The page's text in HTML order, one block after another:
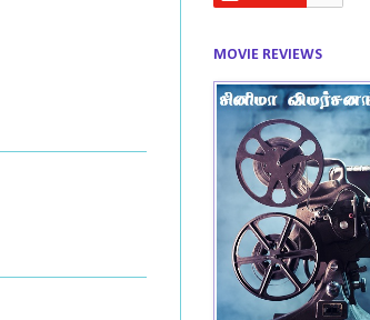
MOVIE REVIEWS